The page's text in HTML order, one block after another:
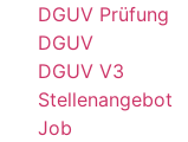
DGUV Prüfung
DGUV
DGUV V3
Stellenangebot
Job